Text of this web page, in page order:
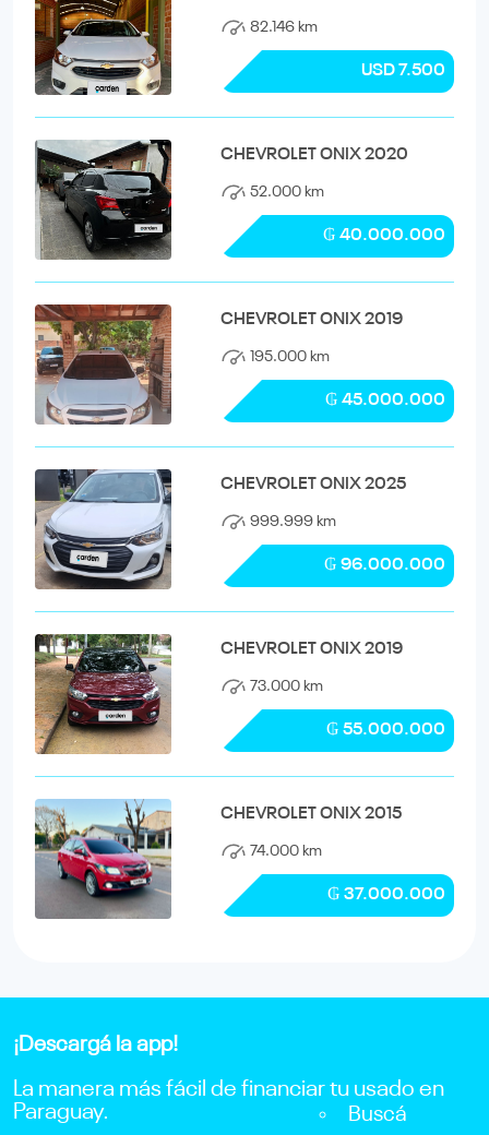
82.146 km
USD 7.500
CHEVROLET ONIX 2020
52.000 km
₲ 40.000.000
CHEVROLET ONIX 2019
195.000 km
₲ 45.000.000
CHEVROLET ONIX 2025
999.999 km
₲ 96.000.000
CHEVROLET ONIX 2019
73.000 km
₲ 55.000.000
CHEVROLET ONIX 2015
74.000 km
₲ 37.000.000
¡Descargá la app!
La manera más fácil de financiar tu usado en
Paraguay.
Buscá